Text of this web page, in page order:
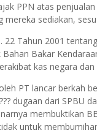
PPN atas
sediakan,
Tahun 2001
Bakar
kas negara
PT lancar berkah
dugaan dari SPBU
membuktikan
untuk